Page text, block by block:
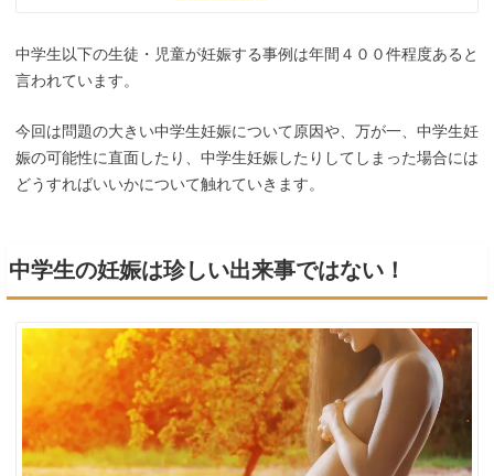
中学生以下の生徒・児童が妊娠する事例は年間４００件程度あると
言われています。
今回は問題の大きい中学生妊娠について原因や、万が一、中学生妊
娠の可能性に直面したり、中学生妊娠したりしてしまった場合には
どうすればいいかについて触れていきます。
中学生の妊娠は珍しい出来事ではない！